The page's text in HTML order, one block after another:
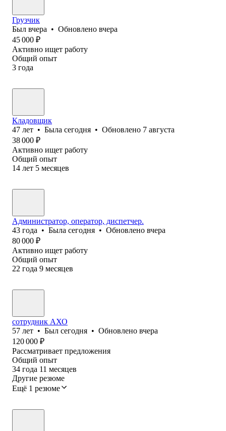
Грузчик
Был вчера • Обновлено вчера
45 000 ₽
Активно ищет работу
Общий опыт
3 года
Кладовщик
47 лет • Была сегодня • Обновлено 7 августа
38 000 ₽
Активно ищет работу
Общий опыт
14 лет 5 месяцев
Администратор, оператор, диспетчер.
43 года • Была сегодня • Обновлено вчера
80 000 ₽
Активно ищет работу
Общий опыт
22 года 9 месяцев
сотрудник АХО
57 лет • Был сегодня • Обновлено вчера
120 000 ₽
Рассматривает предложения
Общий опыт
34 года 11 месяцев
Другие резюме
Ещё 1 резюме